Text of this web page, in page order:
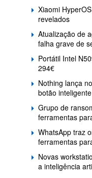
Xiaomi
revelados
Atualização de
falha grave de
Portátil Intel
294€
Nothing lança
botão inteligente
Grupo de
ferramentas
WhatsApp traz
ferramentas
Novas
a inteligência